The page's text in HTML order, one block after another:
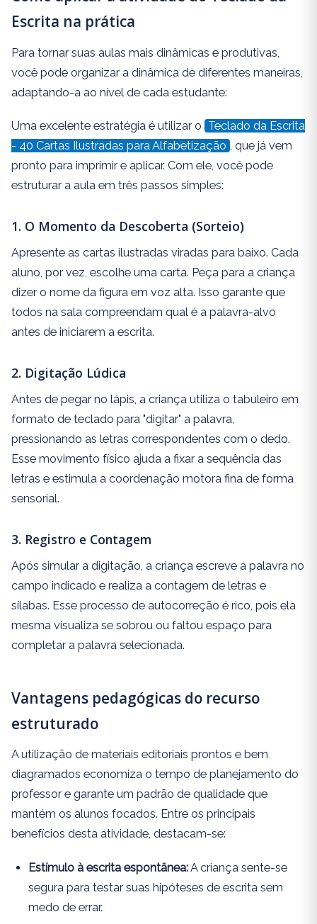
Escrita na prática
Para tornar suas aulas mais dinâmicas e produtivas,
você pode organizar a dinâmica de diferentes maneiras,
adaptando-a ao nível de cada estudante:
Uma excelente estratégia é utilizar o Teclado da Escrita
- 40 Cartas Ilustradas para Alfabetização , que já vem
pronto para imprimir e aplicar. Com ele, você pode
estruturar a aula em três passos simples:
1. O Momento da Descoberta (Sorteio)
Apresente as cartas ilustradas viradas para baixo. Cada
aluno, por vez, escolhe uma carta. Peça para a criança
dizer o nome da figura em voz alta. Isso garante que
todos na sala compreendam qual é a palavra-alvo
antes de iniciarem a escrita.
2. Digitação Lúdica
Antes de pegar no lápis, a criança utiliza o tabuleiro em
formato de teclado para "digitar" a palavra,
pressionando as letras correspondentes com o dedo.
Esse movimento físico ajuda a fixar a sequência das
letras e estimula a coordenação motora fina de forma
sensorial.
3. Registro e Contagem
Após simular a digitação, a criança escreve a palavra no
campo indicado e realiza a contagem de letras e
sílabas. Esse processo de autocorreção é rico, pois ela
mesma visualiza se sobrou ou faltou espaço para
completar a palavra selecionada.
Vantagens pedagógicas do recurso
estruturado
A utilização de materiais editoriais prontos e bem
diagramados economiza o tempo de planejamento do
professor e garante um padrão de qualidade que
mantém os alunos focados. Entre os principais
benefícios desta atividade, destacam-se:
Estímulo à escrita espontânea:A criança sente-se
segura para testar suas hipóteses de escrita sem
medo de errar.